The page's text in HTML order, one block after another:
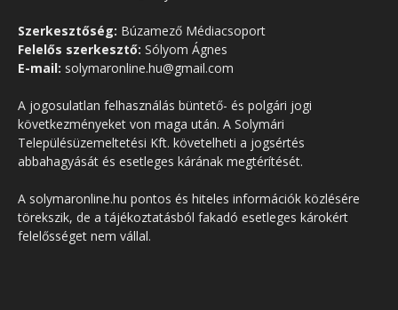
Szerkesztőség: Búzamező Médiacsoport
Felelős szerkesztő: Sólyom Ágnes
E-mail: solymaronline.hu@gmail.com
A jogosulatlan felhasználás büntető- és polgári jogi
következményeket von maga után. A Solymári
Településüzemeltetési Kft. követelheti a jogsértés
abbahagyását és esetleges kárának megtérítését.
A solymaronline.hu pontos és hiteles információk közlésére
törekszik, de a tájékoztatásból fakadó esetleges károkért
felelősséget nem vállal.